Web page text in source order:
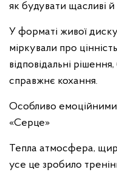
як будувати щасливі й
У форматі живої
міркували про
відповідальні
справжнє кохання.
Особливо емоційними
«Серце»
Тепла атмосфера,
усе це зробило